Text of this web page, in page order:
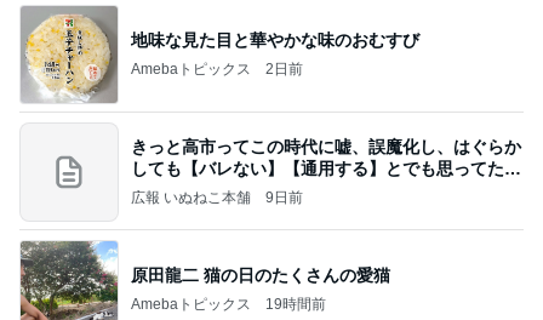
地味な見た目と華やかな味のおむすび
Amebaトピックス 2日前
きっと高市ってこの時代に嘘、誤魔化し、はぐらか
しても【バレない】【通用する】とでも思ってたん
だろ
広報 いぬねこ本舗 9日前
原田龍二 猫の日のたくさんの愛猫
Amebaトピックス 19時間前